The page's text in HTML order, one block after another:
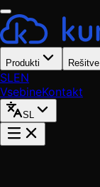
Produkti Rešitve
SLEN
VsebineKontakt
SL